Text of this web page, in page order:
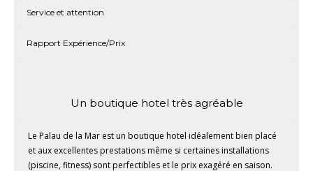
Service et attention
Rapport Expérience/Prix
Un boutique hotel très agréable
Le Palau de la Mar est un boutique hotel idéalement bien placé
et aux excellentes prestations même si certaines installations
(piscine, fitness) sont perfectibles et le prix exagéré en saison.